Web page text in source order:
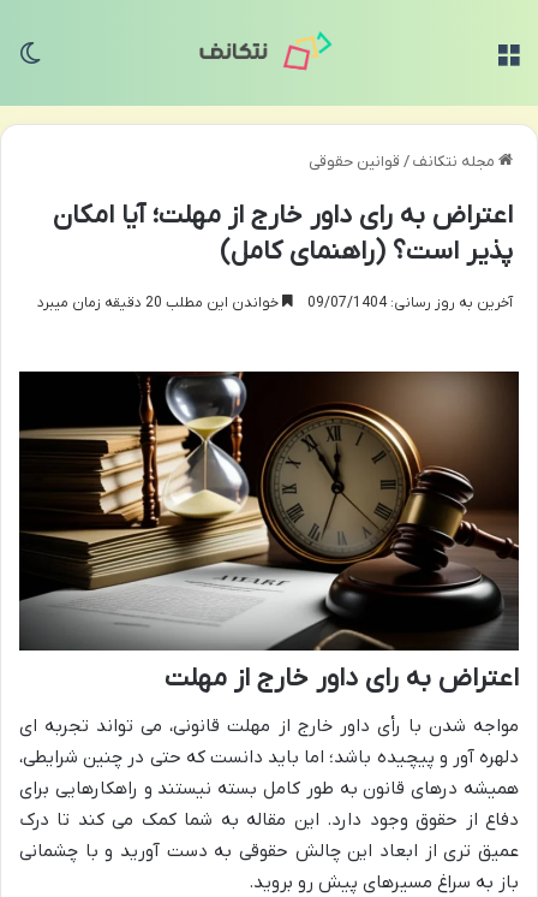
مجله نتکانف/ قوانین حقوقی
اعتراض به رای داور خارج از مهلت؛ آیا امکان
پذیر است؟ (راهنمای کامل)
آخرین به روز رسانی: 09/07/1404 خواندن این مطلب 20 دقیقه زمان میبرد
اعتراض به رای داور خارج از مهلت
مواجه شدن با رأی داور خارج از مهلت قانونی، می تواند تجربه ای
دلهره آور و پیچیده باشد؛ اما باید دانست که حتی در چنین شرایطی،
همیشه درهای قانون به طور کامل بسته نیستند و راهکارهایی برای
دفاع از حقوق وجود دارد. این مقاله به شما کمک می کند تا درک
عمیق تری از ابعاد این چالش حقوقی به دست آورید و با چشمانی
باز به سراغ مسیرهای پیش رو بروید.